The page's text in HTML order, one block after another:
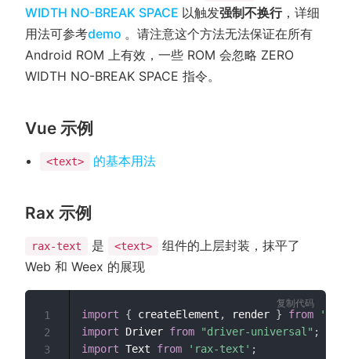
WIDTH NO-BREAK SPACE (opens new window)
以触发强制不换行，详细
用法可参考demo (opens new window)
。请注意这个方法无法保证在所有
Android ROM 上有效，一些 ROM 会忽略 ZERO
WIDTH NO-BREAK SPACE 指令。
Vue 示例
<text> 的基本用法(opens new window)
Rax 示例
rax-text 是 <text>
组件的上层封装，抹平了
Web 和 Weex 的展现
import { createElement , render } from
'rax'
import Driver from "driver-universal" ;
import Text from 'rax-text' ;
1
2
3
复制代码